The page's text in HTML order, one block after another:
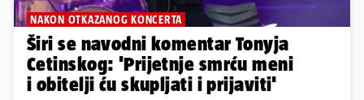
NAKON OTKAZANOG KONCERTA
Širi se navodni komentar Tonyja
Cetinskog: 'Prijetnje smrću meni
i obitelji ću skupljati i prijaviti'